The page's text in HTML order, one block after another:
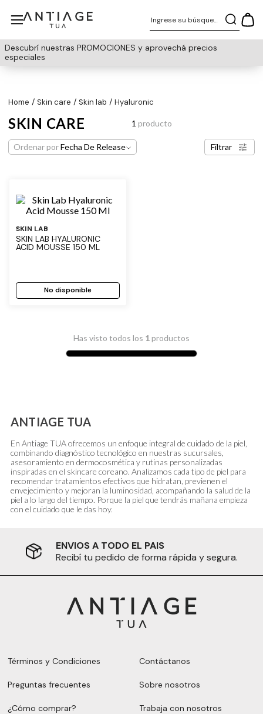
Ingrese su búsqueda
Descubrí nuestras PROMOCIONES y aprovechá precios
especiales
skin care skin lab hyaluronic
SKIN CARE 1 producto
Ordenar porFecha De Release Filtrar
SKIN LAB
SKIN LAB HYALURONIC
ACID MOUSSE 150 ML
No disponible
Has visto todos los 1productos
ANTIAGE TUA
En Antiage TUA ofrecemos un enfoque integral de cuidado de la piel,
combinando diagnóstico tecnológico en nuestras sucursales,
asesoramiento en dermocosmética y rutinas personalizadas
inspiradas en el skincare coreano. Analizamos cada tipo de piel para
recomendar tratamientos efectivos que hidratan, previenen el
envejecimiento y mejoran la luminosidad, acompañando la salud de la
piel a lo largo del tiempo. Porque la piel que tendrás mañana empieza
con el cuidado que le das hoy.
ENVIOS A TODO EL PAIS
Recibí tu pedido de forma rápida y segura.
Términos y Condiciones
Preguntas frecuentes
¿Cómo comprar?
Contáctanos
Sobre nosotros
Trabaja con nosotros